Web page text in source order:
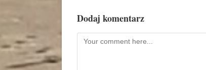
Dodaj komentarz